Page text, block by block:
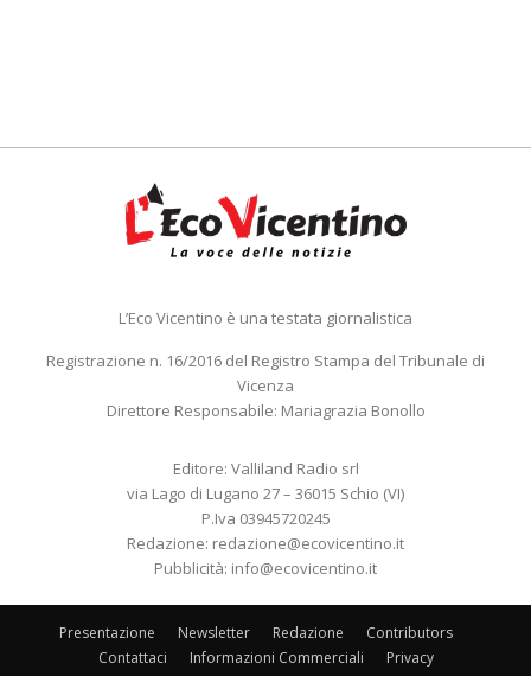
L’Eco Vicentino è una testata giornalistica
Registrazione n. 16/2016 del Registro Stampa del Tribunale di
Vicenza
Direttore Responsabile: Mariagrazia Bonollo
Editore: Valliland Radio srl
via Lago di Lugano 27 – 36015 Schio (VI)
P.Iva 03945720245
Redazione: redazione@ecovicentino.it
Pubblicità: info@ecovicentino.it
Presentazione Newsletter Redazione
Contributors
Contattaci
Informazioni Commerciali Privacy